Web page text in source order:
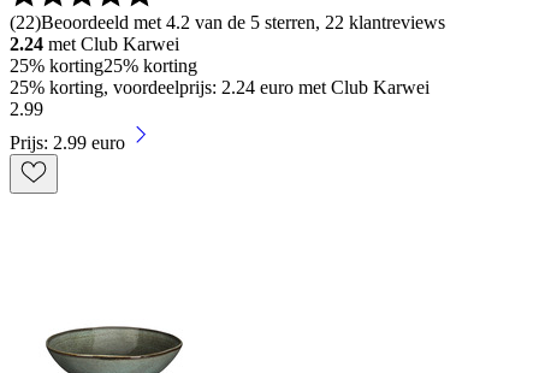
(22)Beoordeeld met 4.2 van de 5 sterren, 22 klantreviews
2.24 met Club Karwei
25% korting25% korting
25% korting, voordeelprijs: 2.24 euro met Club Karwei
2.99
Prijs: 2.99 euro